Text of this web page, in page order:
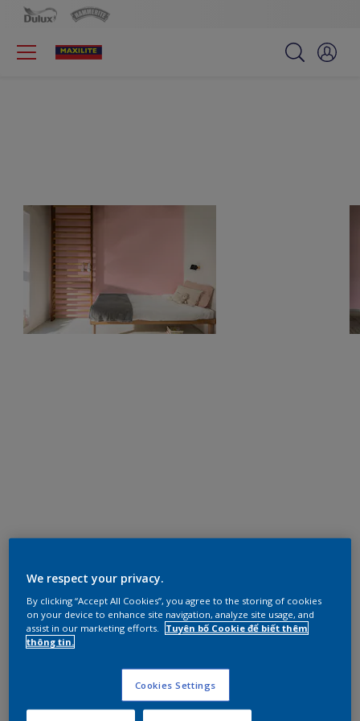
We respect your privacy.
By clicking “Accept All Cookies”, you agree to the storing of cookies
on your device to enhance site navigation, analyze site usage, and
assist in our marketing efforts.
Tuyên bố Cookie để biết thêm
thông tin.
Cookies Settings